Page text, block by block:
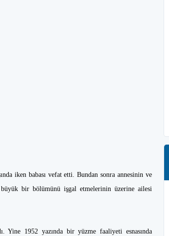
iken babası vefat etti. Bundan sonra annesinin ve
bir bölümünü işgal etmelerinin üzerine ailesi
Yine 1952 yazında bir yüzme faaliyeti esnasında